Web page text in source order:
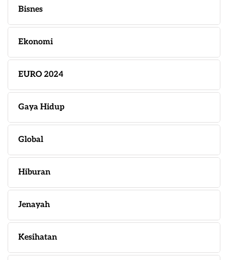
Bisnes
Ekonomi
EURO 2024
Gaya Hidup
Global
Hiburan
Jenayah
Kesihatan